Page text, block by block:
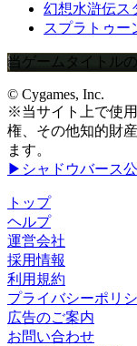
幻想水滸伝ス
スプラトゥー
当ゲームタイトル
© Cygames, Inc.
※当サイト上で使
権、その他知的財
ます。
▶シャドウバース
トップ
ヘルプ
運営会社
採用情報
利用規約
プライバシーポリ
広告のご案内
お問い合わせ